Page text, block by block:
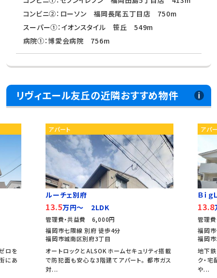
コンビニ②：ローソン 福岡長尾五丁目店 750m
スーパー①：イオンスタイル 笹丘 549m
病院①：博愛会病院 756m
リヴィエール友丘の近隣おすすめ物件
キュリティ搭載
ート。 都市ガス
ＢｉｇＬｕｃｋ城南
13.8万円～ 2LDK
管理費・共益費 3,000円
福岡市七隈線 茶山 徒歩10分
福岡市城南区田島5丁目
地下鉄七隈線「茶山駅」徒歩10分のオートロッ
ク・宅配ボックス完備の2階建てアパート。 穏